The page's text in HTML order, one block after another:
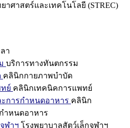
าศาสตร์และเทคโนโลยี (STREC)
า
บริการทางทันตกรรม
คลินิกกายภาพบำบัด
ย์ คลินิกเทคนิคการแพทย์
การกำหนดอาหาร คลินิก
ำหนดอาหาร
ฬาฯ โรงพยาบาลสัตว์เล็กจุฬาฯ